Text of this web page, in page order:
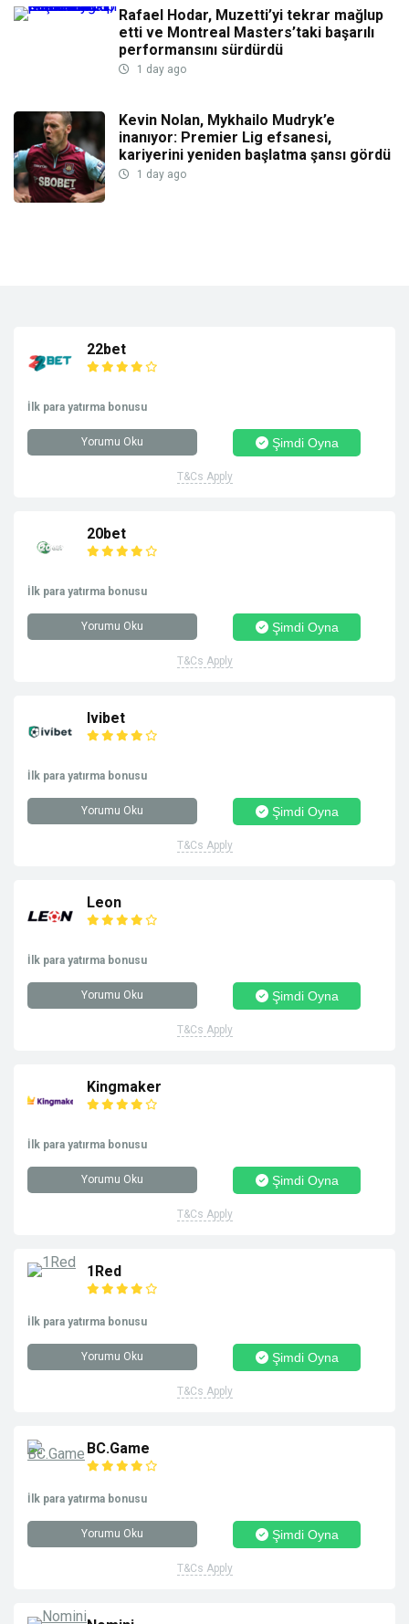
Rafael Hodar, Muzetti’yi tekrar mağlup
etti ve Montreal Masters’taki başarılı
performansını sürdürdü
1 day ago
Kevin Nolan, Mykhailo Mudryk’e
inanıyor: Premier Lig efsanesi,
kariyerini yeniden başlatma şansı gördü
1 day ago
22bet
İlk para yatırma bonusu
Yorumu Oku Şimdi Oyna
T&Cs Apply
20bet
İlk para yatırma bonusu
Yorumu Oku Şimdi Oyna
T&Cs Apply
Ivibet
İlk para yatırma bonusu
Yorumu Oku Şimdi Oyna
T&Cs Apply
Leon
İlk para yatırma bonusu
Yorumu Oku Şimdi Oyna
T&Cs Apply
Kingmaker
İlk para yatırma bonusu
Yorumu Oku Şimdi Oyna
T&Cs Apply
1Red
İlk para yatırma bonusu
Yorumu Oku Şimdi Oyna
T&Cs Apply
BC.Game
İlk para yatırma bonusu
Yorumu Oku Şimdi Oyna
T&Cs Apply